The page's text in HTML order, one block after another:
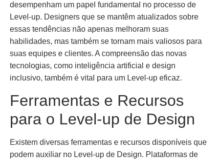
desempenham um papel fundamental no processo de
Level-up. Designers que se mantêm atualizados sobre
essas tendências não apenas melhoram suas
habilidades, mas também se tornam mais valiosos para
suas equipes e clientes. A compreensão das novas
tecnologias, como inteligência artificial e design
inclusivo, também é vital para um Level-up eficaz.
Ferramentas e Recursos
para o Level-up de Design
Existem diversas ferramentas e recursos disponíveis que
podem auxiliar no Level-up de Design. Plataformas de